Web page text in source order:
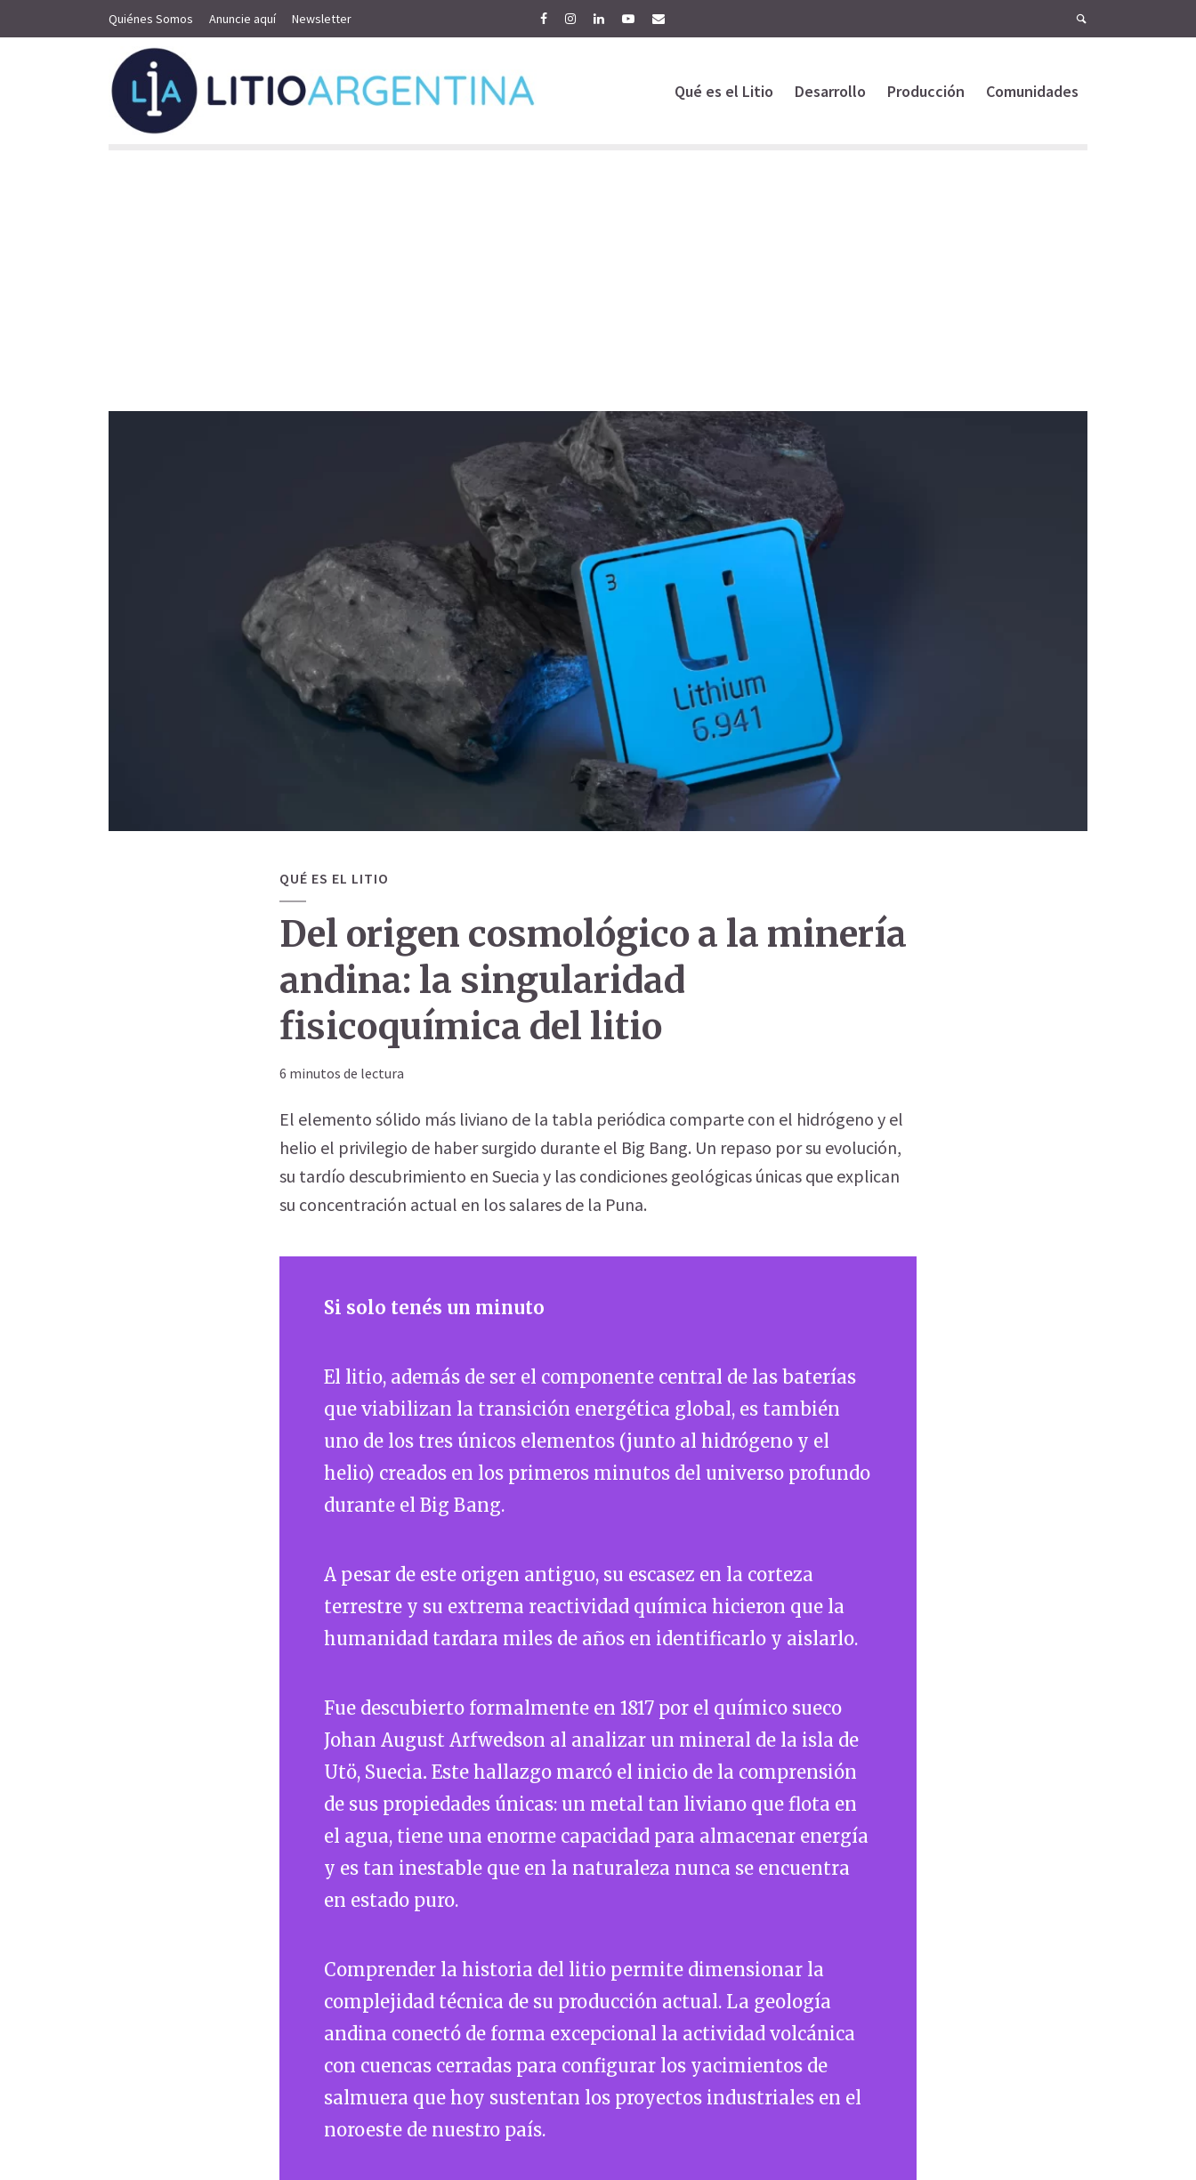
Quiénes Somos Anuncie aquí Newsletter
Qué es el Litio Desarrollo Producción Comunidades
QUÉ ES EL LITIO
Del origen cosmológico a la minería
andina: la singularidad
fisicoquímica del litio
6 minutos de lectura
El elemento sólido más liviano de la tabla periódica comparte con el hidrógeno y el
helio el privilegio de haber surgido durante el Big Bang. Un repaso por su evolución,
su tardío descubrimiento en Suecia y las condiciones geológicas únicas que explican
su concentración actual en los salares de la Puna.
Si solo tenés un minuto
El litio, además de ser el componente central de las baterías
que viabilizan la transición energética global, es también
uno de los tres únicos elementos (junto al hidrógeno y el
helio) creados en los primeros minutos del universo profundo
durante el Big Bang.
A pesar de este origen antiguo, su escasez en la corteza
terrestre y su extrema reactividad química hicieron que la
humanidad tardara miles de años en identificarlo y aislarlo.
Fue descubierto formalmente en 1817 por el químico sueco
Johan August Arfwedson al analizar un mineral de la isla de
Utö, Suecia. Este hallazgo marcó el inicio de la comprensión
de sus propiedades únicas: un metal tan liviano que flota en
el agua, tiene una enorme capacidad para almacenar energía
y es tan inestable que en la naturaleza nunca se encuentra
en estado puro.
Comprender la historia del litio permite dimensionar la
complejidad técnica de su producción actual. La geología
andina conectó de forma excepcional la actividad volcánica
con cuencas cerradas para configurar los yacimientos de
salmuera que hoy sustentan los proyectos industriales en el
noroeste de nuestro país.